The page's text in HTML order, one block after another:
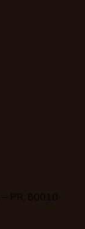
– PR, 80010-